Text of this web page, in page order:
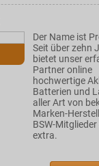
Der Name ist
Seit über zehn
bietet unser
Partner online
hochwertige
Batterien und
aller Art von
Marken-
BSW-
extra.